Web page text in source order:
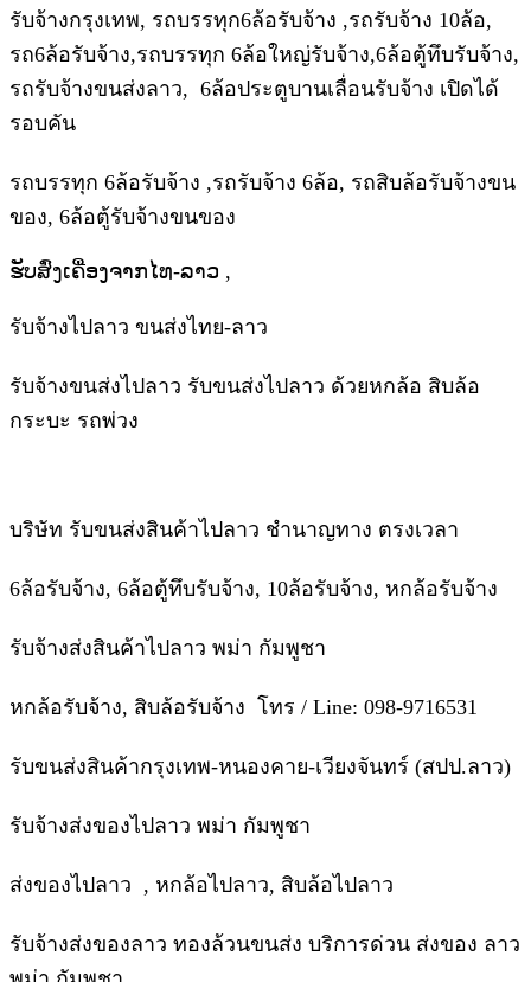
รับจ้างกรุงเทพ, รถบรรทุก6ล้อรับจ้าง ,รถรับจ้าง 10ล้อ,
รถ6ล้อรับจ้าง,รถบรรทุก 6ล้อใหญ่รับจ้าง,6ล้อตู้ทึบรับจ้าง,
รถรับจ้างขนส่งลาว, 6ล้อประตูบานเลื่อนรับจ้าง เปิดได้
รอบคัน
รถบรรทุก 6ล้อรับจ้าง ,รถรับจ้าง 6ล้อ, รถสิบล้อรับจ้างขน
ของ, 6ล้อตู้รับจ้างขนของ
ຮັບສົ່ງເຄື່ອງຈາກໄທ-ລາວ ,
รับจ้างไปลาว ขนส่งไทย-ลาว
รับจ้างขนส่งไปลาว รับขนส่งไปลาว ด้วยหกล้อ สิบล้อ
กระบะ รถพ่วง
บริษัท รับขนส่งสินค้าไปลาว ชำนาญทาง ตรงเวลา
6ล้อรับจ้าง, 6ล้อตู้ทึบรับจ้าง, 10ล้อรับจ้าง, หกล้อรับจ้าง
รับจ้างส่งสินค้าไปลาว พม่า กัมพูชา
หกล้อรับจ้าง, สิบล้อรับจ้าง โทร / Line: 098-9716531
รับขนส่งสินค้ากรุงเทพ-หนองคาย-เวียงจันทร์ (สปป.ลาว)
รับจ้างส่งของไปลาว พม่า กัมพูชา
ส่งของไปลาว , หกล้อไปลาว, สิบล้อไปลาว
รับจ้างส่งของลาว ทองล้วนขนส่ง บริการด่วน ส่งของ ลาว